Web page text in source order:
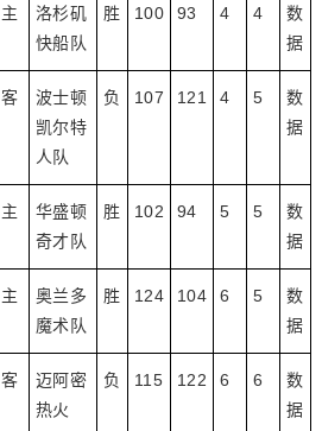
主
洛杉矶
快船队
胜 100 93 4 4
数
据
客
波士顿
凯尔特
人队
负 107 121 4 5
数
据
主
华盛顿
奇才队
胜 102 94 5 5
数
据
主
奥兰多
魔术队
胜 124 104 6 5
数
据
客
迈阿密
热火
负 115 122 6 6
数
据